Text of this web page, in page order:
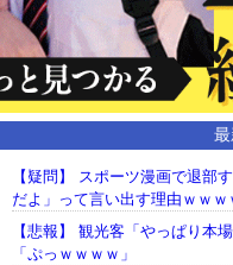
【疑問】 スポーツ漫画で退部
だよ」って言い出す理由ｗｗｗ
【悲報】 観光客「やっぱり本
「ぷっｗｗｗｗ」